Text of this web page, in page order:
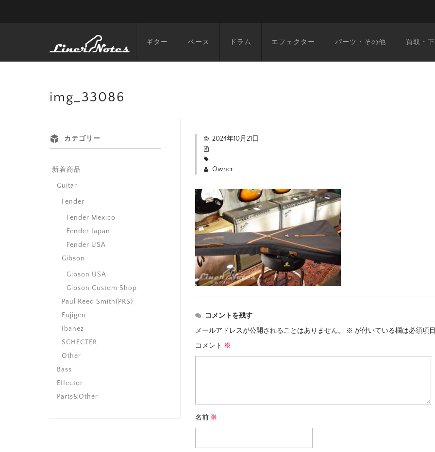
ギター ベース ドラム エフェクター パーツ・その他 買取・
img_33086
2024年10月21日
Owner
コメントを残す
メールアドレスが公開されることはありません。
※ が付いている欄は必須項
コメント ※
名前 ※
カテゴリー
新着商品
Guitar
Fender
Fender Mexico
Fender Japan
Fender USA
Gibson
Gibson USA
Gibson Custom Shop
Paul Reed Smith(PRS)
Fujigen
Ibanez
SCHECTER
Other
Bass
Effector
Parts&Other